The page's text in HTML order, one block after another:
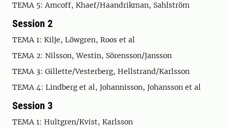
TEMA 5: Amcoff, Khaef/Haandrikman, Sahlström
Session 2
TEMA 1: Kilje, Löwgren, Roos et al
TEMA 2: Nilsson, Westin, Sörensson/Jansson
TEMA 3: Gillette/Vesterberg, Hellstrand/Karlsson
TEMA 4: Lindberg et al, Johannisson, Johansson et al
Session 3
TEMA 1: Hultgren/Kvist, Karlsson